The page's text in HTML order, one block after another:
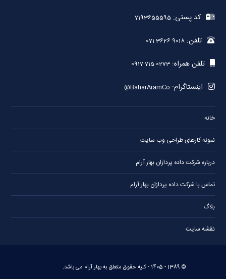
کد پستی:7193655595
تلفن:071 3626 9018
تلفن همراه:0917 715 0273
اینستاگرام: @BaharAramCo
خانه
نمونه کارهای طراحی وب سایت
درباره شرکت داده پردازان بهار آرام
تماس با شرکت داده پردازان بهار آرام
بلاگ
نقشه سایت
© 1389 -
1405 - کلیه حقوق متعلق بهبهار آرام می باشد.